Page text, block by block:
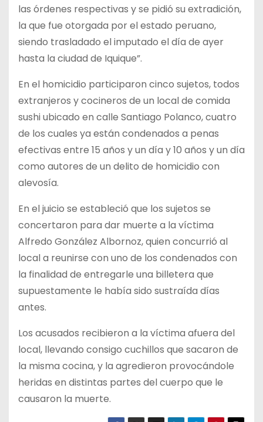
las órdenes respectivas y se pidió su extradición,
la que fue otorgada por el estado peruano,
siendo trasladado el imputado el día de ayer
hasta la ciudad de Iquique”.
En el homicidio participaron cinco sujetos, todos
extranjeros y cocineros de un local de comida
sushi ubicado en calle Santiago Polanco, cuatro
de los cuales ya están condenados a penas
efectivas entre 15 años y un día y 10 años y un día
como autores de un delito de homicidio con
alevosía.
En el juicio se estableció que los sujetos se
concertaron para dar muerte a la víctima
Alfredo González Albornoz, quien concurrió al
local a reunirse con uno de los condenados con
la finalidad de entregarle una billetera que
supuestamente le había sido sustraída días
antes.
Los acusados recibieron a la víctima afuera del
local, llevando consigo cuchillos que sacaron de
la misma cocina, y la agredieron provocándole
heridas en distintas partes del cuerpo que le
causaron la muerte.